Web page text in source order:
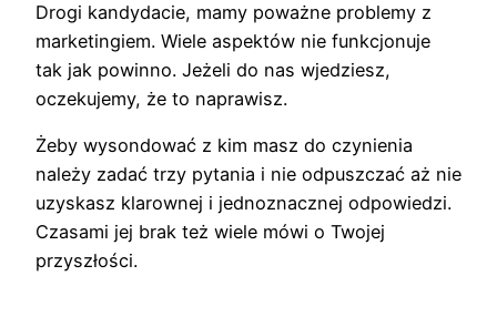
Drogi kandydacie, mamy poważne problemy z
marketingiem. Wiele aspektów nie funkcjonuje
tak jak powinno. Jeżeli do nas wjedziesz,
oczekujemy, że to naprawisz.
Żeby wysondować z kim masz do czynienia
należy zadać trzy pytania i nie odpuszczać aż nie
uzyskasz klarownej i jednoznacznej odpowiedzi.
Czasami jej brak też wiele mówi o Twojej
przyszłości.